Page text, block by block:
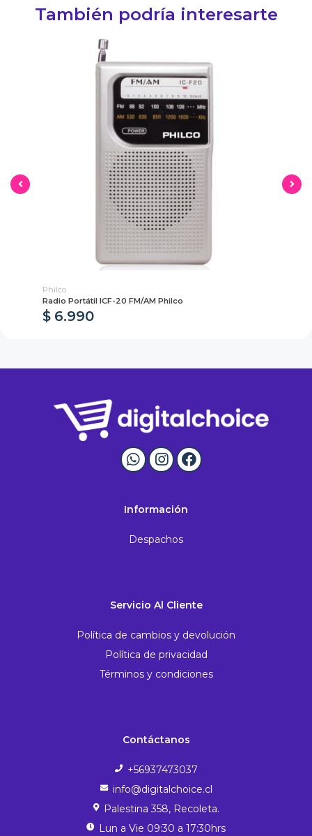
También podría interesarte
Philco
Radio Portátil ICF-20 FM/AM Philco
$ 6.990
Información
Despachos
Servicio Al Cliente
Política de cambios y devolución
Política de privacidad
Términos y condiciones
Contáctanos
+56937473037
info@digitalchoice.cl
Palestina 358, Recoleta.
Lun a Vie 09:30 a 17:30hrs